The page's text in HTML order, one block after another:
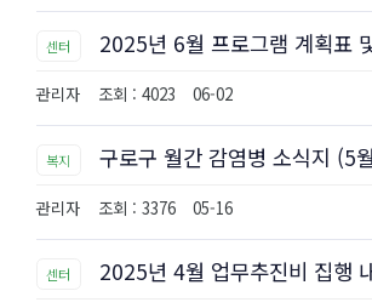
센터 2025년 6월 프로그램 계획표
관리자 조회 : 4023 06-02
복지 구로구 월간 감염병 소식지 (5
관리자 조회 : 3376 05-16
센터 2025년 4월 업무추진비 집행